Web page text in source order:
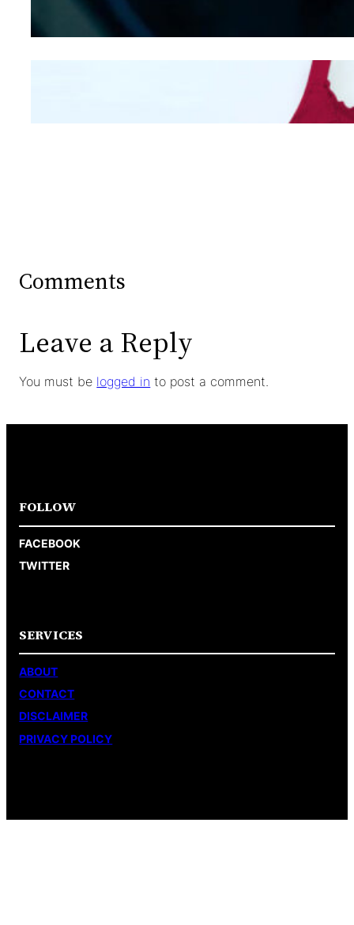
Mengintip Kepribadian
Wanita Dari Warna Bra
Comments
Leave a Reply
You must be logged in to post a comment.
FOLLOW
FACEBOOK
TWITTER
SERVICES
ABOUT
CONTACT
DISCLAIMER
PRIVACY POLICY